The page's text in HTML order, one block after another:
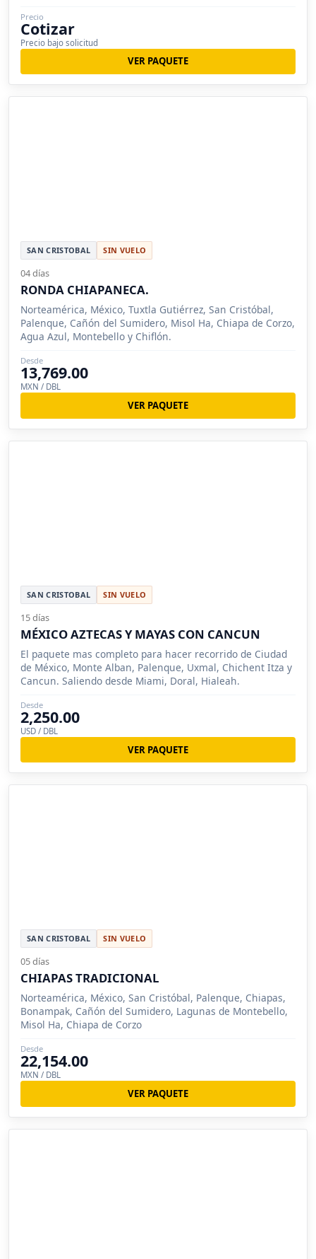
Precio
Cotizar
Precio bajo solicitud
VER PAQUETE
SAN CRISTOBAL SIN VUELO
04 días
RONDA CHIAPANECA.
Norteamérica, México, Tuxtla Gutiérrez, San Cristóbal,
Palenque, Cañón del Sumidero, Misol Ha, Chiapa de Corzo,
Agua Azul, Montebello y Chiflón.
Desde
13,769.00
MXN / DBL
VER PAQUETE
SAN CRISTOBAL SIN VUELO
15 días
MÉXICO AZTECAS Y MAYAS CON CANCUN
El paquete mas completo para hacer recorrido de Ciudad
de México, Monte Alban, Palenque, Uxmal, Chichent Itza y
Cancun. Saliendo desde Miami, Doral, Hialeah.
Desde
2,250.00
USD / DBL
VER PAQUETE
SAN CRISTOBAL SIN VUELO
05 días
CHIAPAS TRADICIONAL
Norteamérica, México, San Cristóbal, Palenque, Chiapas,
Bonampak, Cañón del Sumidero, Lagunas de Montebello,
Misol Ha, Chiapa de Corzo
Desde
22,154.00
MXN / DBL
VER PAQUETE